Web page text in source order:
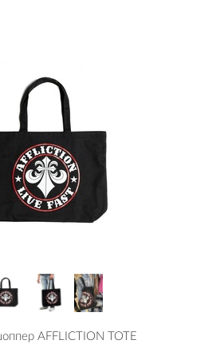
AFFLICTION TOTE